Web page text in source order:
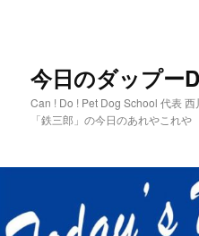
今日のダップー
Can ! Do ! Pet Dog School 代表
「鉄三郎」の今日のあれやこれや